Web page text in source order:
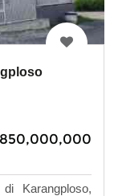
850,000,000
Karangploso,